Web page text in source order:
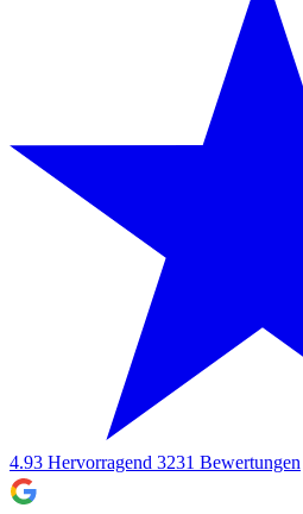
4.93 Hervorragend 3231 Bewertungen